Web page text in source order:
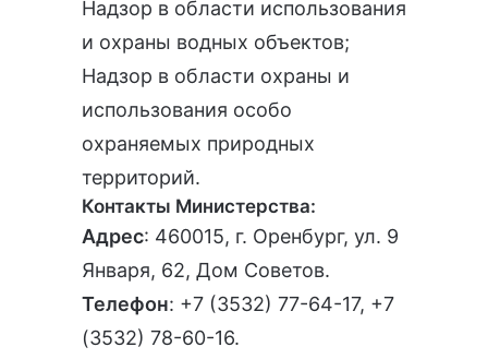
Надзор в области использования
и охраны водных объектов;
Надзор в области охраны и
использования особо
охраняемых природных
территорий.
Контакты Министерства:
Адрес: 460015, г. Оренбург, ул. 9
Января, 62, Дом Советов.
Телефон: +7 (3532) 77-64-17, +7
(3532) 78-60-16.